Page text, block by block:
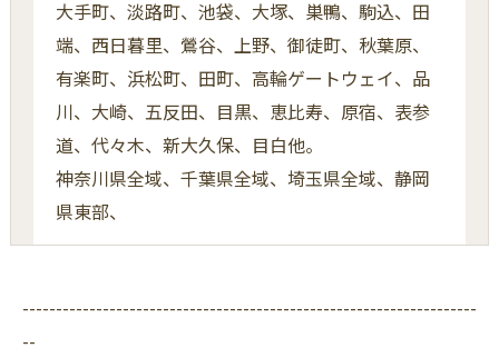
大手町、淡路町、池袋、大塚、巣鴨、駒込、田
端、西日暮里、鶯谷、上野、御徒町、秋葉原、
有楽町、浜松町、田町、高輪ゲートウェイ、品
川、大崎、五反田、目黒、恵比寿、原宿、表参
道、代々木、新大久保、目白他。
神奈川県全域、千葉県全域、埼玉県全域、静岡
県東部、
--------------------------------------------------------------------
--